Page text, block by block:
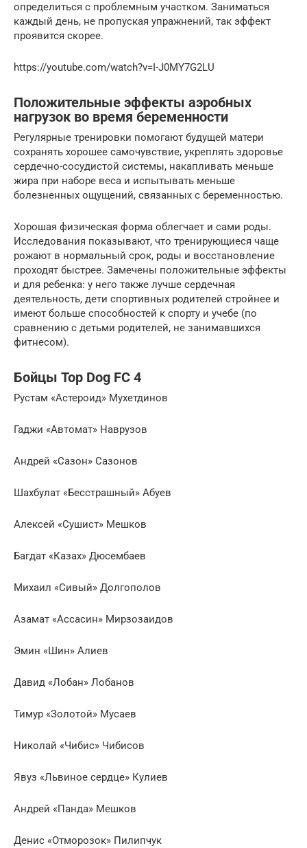
определиться с проблемным участком. Заниматься
каждый день, не пропуская упражнений, так эффект
проявится скорее.
https://youtube.com/watch?v=I-J0MY7G2LU
Положительные эффекты аэробных
нагрузок во время беременности
Регулярные тренировки помогают будущей матери
сохранять хорошее самочувствие, укреплять здоровье
сердечно-сосудистой системы, накапливать меньше
жира при наборе веса и испытывать меньше
болезненных ощущений, связанных с беременностью.
Хорошая физическая форма облегчает и сами роды.
Исследования показывают, что тренирующиеся чаще
рожают в нормальный срок, роды и восстановление
проходят быстрее. Замечены положительные эффекты
и для ребенка: у него также лучше сердечная
деятельность, дети спортивных родителей стройнее и
имеют больше способностей к спорту и учебе (по
сравнению с детьми родителей, не занимавшихся
фитнесом).
Бойцы Top Dog FC 4
Рустам «Астероид» Мухетдинов
Гаджи «Автомат» Наврузов
Андрей «Сазон» Сазонов
Шахбулат «Бесстрашный» Абуев
Алексей «Сушист» Мешков
Багдат «Казах» Дюсембаев
Михаил «Сивый» Долгополов
Азамат «Ассасин» Мирзозаидов
Эмин «Шин» Алиев
Давид «Лобан» Лобанов
Тимур «Золотой» Мусаев
Николай «Чибис» Чибисов
Явуз «Львиное сердце» Кулиев
Андрей «Панда» Мешков
Денис «Отморозок» Пилипчук